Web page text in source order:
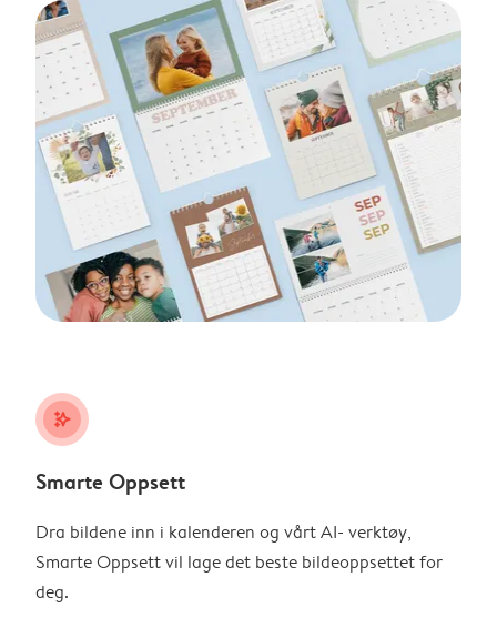
stars_plus
Smarte Oppsett
Dra bildene inn i kalenderen og vårt AI- verktøy,
Smarte Oppsett vil lage det beste bildeoppsettet for
deg.